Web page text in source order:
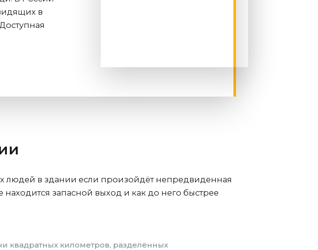
в
людей в здании если произойдёт непредвиденная
запасной выход и как до него быстрее
квадратных километров, разделённых